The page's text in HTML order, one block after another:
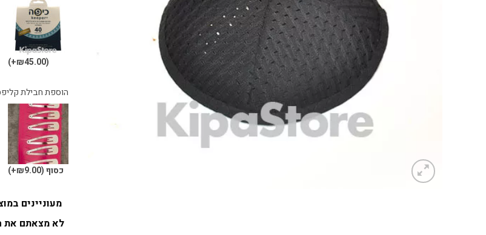
(₪45.00+)
הוספת חבילת
כסוף(₪9.00+)
מעוניינים
לא מצאתם את